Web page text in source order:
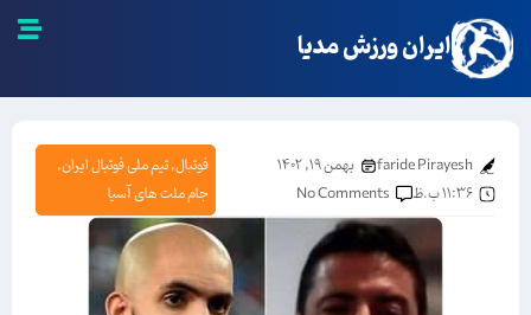
ایران ورزش مدیا
faride Pirayesh
بهمن ۱۹, ۱۴۰۲
۱۱:۳۶ ب.ظ
No Comments
فوتبال,تیم ملی فوتبال ایران,
جام ملت های آسیا